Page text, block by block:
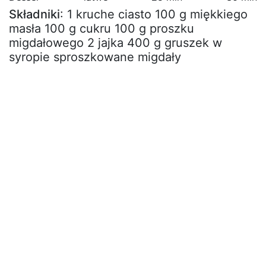
Składniki: 1 kruche ciasto 100 g miękkiego
masła 100 g cukru 100 g proszku
migdałowego 2 jajka 400 g gruszek w
syropie sproszkowane migdały